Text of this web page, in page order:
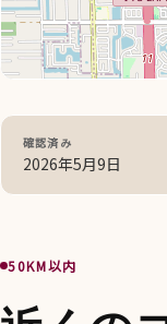
確認済み
2026年5月9日
50KM以内